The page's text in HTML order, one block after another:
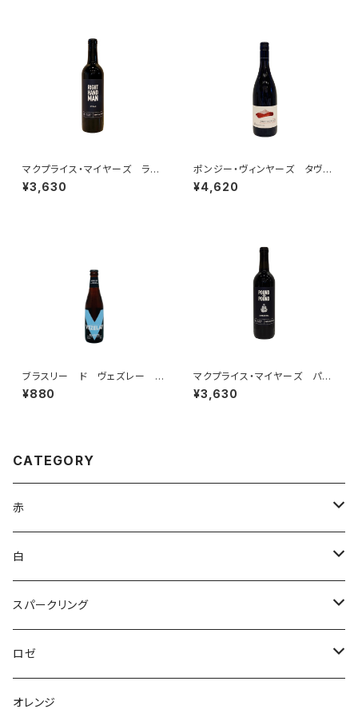
マクプライス・マイヤーズ ライ
ト・ハンド・マン シラー 2023
¥3,630
ポンジー・ヴィンヤーズ タヴォ
ラ ピノ・ノワール ウィラメッ
ト・ヴァレー 2024
¥4,620
ブラスリー ド ヴェズレー ブ
ランシェ
¥880
マクプライス・マイヤーズ パウ
ンド・フォー・パウンド ジンファ
ンデル 2023
¥3,630
CATEGORY
赤
ブルゴーニュ
ボルドー
シャンパーニュ
コート・デュ・ローヌ
白
アルザス
ブルゴーニュ
ボルドー
スパークリング
シャンパーニュ
アルザス
ロゼ
シャンパーニュ
オレンジ